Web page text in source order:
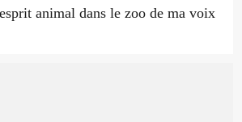
animal dans le zoo de ma voix